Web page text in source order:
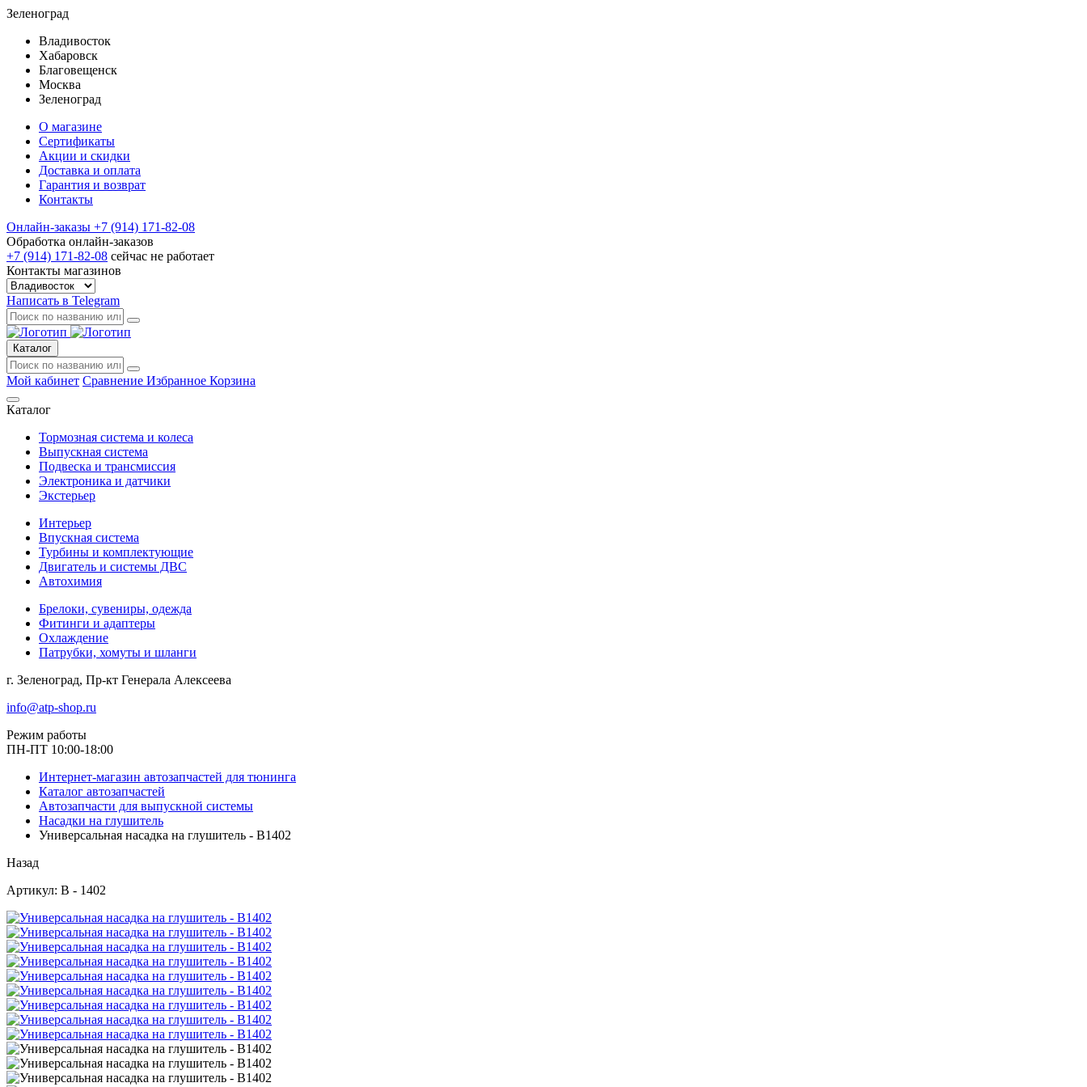
Зеленоград
Владивосток
Хабаровск
Благовещенск
Москва
Зеленоград
О магазине
Сертификаты
Акции и скидки
Доставка и оплата
Гарантия и возврат
Контакты
Онлайн-заказы +7 (914) 171-82-08
Обработка онлайн-заказов
+7 (914) 171-82-08 сейчас не работает
Контакты магазинов
Написать в Telegram
Каталог
Мой кабинет Сравнение Избранное Корзина
Каталог
Тормозная система и колеса
Выпускная система
Подвеска и трансмиссия
Электроника и датчики
Экстерьер
Интерьер
Впускная система
Турбины и комплектующие
Двигатель и системы ДВС
Автохимия
Брелоки, сувениры, одежда
Фитинги и адаптеры
Охлаждение
Патрубки, хомуты и шланги
г. Зеленоград, Пр-кт Генерала Алексеева
info@atp-shop.ru
Режим работы
ПН-ПТ 10:00-18:00
Интернет-магазин автозапчастей для тюнинга
Каталог автозапчастей
Автозапчасти для выпускной системы
Насадки на глушитель
Универсальная насадка на глушитель - B1402
Назад
Артикул: B - 1402